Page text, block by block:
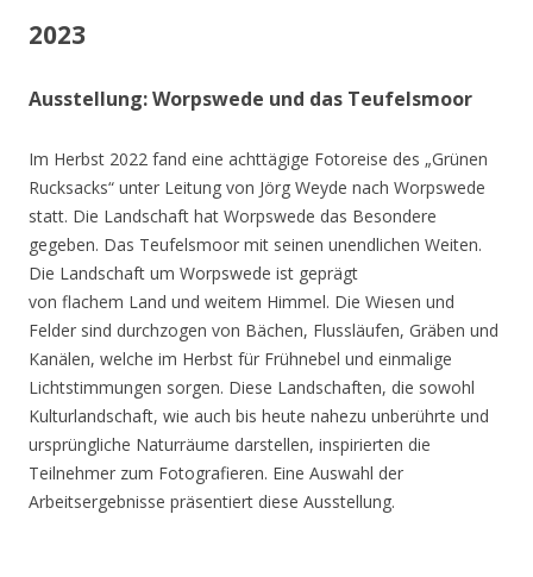
2023
Ausstellung: Worpswede und das Teufelsmoor
Im Herbst 2022 fand eine achttägige Fotoreise des „Grünen
Rucksacks“ unter Leitung von Jörg Weyde nach Worpswede
statt. Die Landschaft hat Worpswede das Besondere
gegeben. Das Teufelsmoor mit seinen unendlichen Weiten.
Die Landschaft um Worpswede ist geprägt
von flachem Land und weitem Himmel. Die Wiesen und
Felder sind durchzogen von Bächen, Flussläufen, Gräben und
Kanälen, welche im Herbst für Frühnebel und einmalige
Lichtstimmungen sorgen. Diese Landschaften, die sowohl
Kulturlandschaft, wie auch bis heute nahezu unberührte und
ursprüngliche Naturräume darstellen, inspirierten die
Teilnehmer zum Fotografieren. Eine Auswahl der
Arbeitsergebnisse präsentiert diese Ausstellung.